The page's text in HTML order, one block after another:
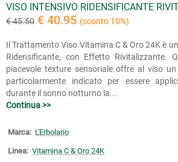
VISO INTENSIVO RIDENSIFICANTE
€ 45.50 € 40.95 (sconto 10%)
Il Trattamento Viso Vitamina C & Oro 24K è
Ridensificante, con Effetto Rivitalizzante.
piacevole texture sensoriale offre al viso
particolarmente indicato per essere
durante il sonno notturno la...
Continua >>
Marca: L'Erbolario
Linea: Vitamina C & Oro 24K